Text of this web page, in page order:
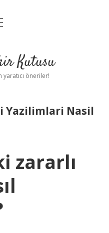
Kutusu
öneriler!
Yazilimlari Nasil
zararlı